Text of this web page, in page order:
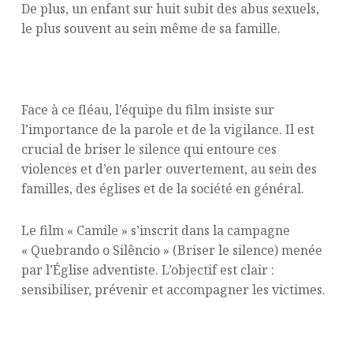
De plus, un enfant sur huit subit des abus sexuels,
le plus souvent au sein même de sa famille.
Face à ce fléau, l’équipe du film insiste sur
l’importance de la parole et de la vigilance. Il est
crucial de briser le silence qui entoure ces
violences et d’en parler ouvertement, au sein des
familles, des églises et de la société en général.
Le film « Camile » s’inscrit dans la campagne
« Quebrando o Silêncio » (Briser le silence) menée
par l’Église adventiste. L’objectif est clair :
sensibiliser, prévenir et accompagner les victimes.